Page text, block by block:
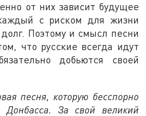
от них зависит будущее
с риском для жизни
Поэтому и смысл песни
что русские всегда идут
добьются своей
песня, которую бесспорно
Донбасса. За свой великий